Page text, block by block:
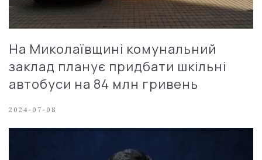
На Миколаївщині комунальний
заклад планує придбати шкільні
автобуси на 84 млн гривень
2024-07-08